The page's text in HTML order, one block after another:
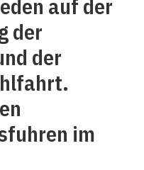
auf der
der
der
im